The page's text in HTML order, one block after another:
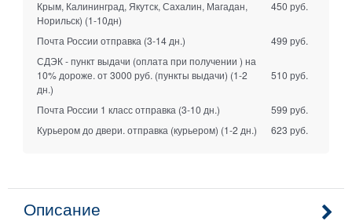
Крым, Калининград, Якутск, Сахалин, Магадан,
Норильск) (1-10дн)
450 руб.
Почта России отправка (3-14 дн.)
499 руб.
СДЭК - пункт выдачи (оплата при получении ) на
10% дороже. от 3000 руб. (пункты выдачи) (1-2
дн.)
510 руб.
Почта России 1 класс отправка (3-10 дн.)
599 руб.
Курьером до двери. отправка (курьером) (1-2 дн.) 623 руб.
Описание